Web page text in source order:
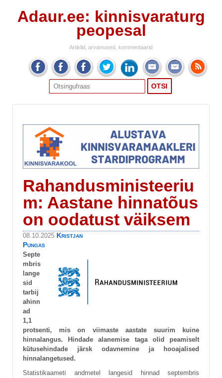
Adaur.ee: kinnisvaraturg
peopesal
Artiklid, arvamused, kommentaarid
Search
for:
Rahandusministeeriu
m: Aastane hinnatõus
on oodatust väiksem
08.10.2025 Kristjan
Pungas
Septe
mbris
lange
sid
tarbij
ahinn
ad
1,1
protsenti, mis on viimaste aastate suurim kuine
hinnalangus. Hindade alanemise taga olid peamiselt
kütusehindade järsk odavnemine ja hooajalised
hinnalangetused.
Statistikaameti andmetel langesid hinnad septembris